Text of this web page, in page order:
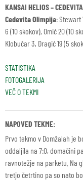
KANSAI HELIOS –
Cedevita Olimpija: Stewart
6 (10 skokov), Omić 20 (10
Klobučar 3, Dragić 19 (5
STATISTIKA
FOTOGALERIJA
VEČ O TEKMI
NAPOVED TEKME:
Prvo tekmo v Domžalah je
oddaljila na 7:0, domačini
ravnotežje na parketu. Na
tretjo četrtino pa so nato